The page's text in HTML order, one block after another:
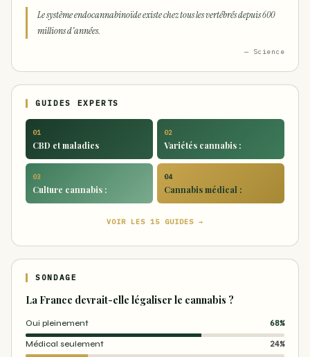
Le système endocannabinoïde existe chez tous les vertébrés depuis 600
millions d'années.
— Science
GUIDES EXPERTS
01
CBD et maladies
02
Variétés cannabis :
03
Culture cannabis :
04
Cannabis médical :
VOIR LES 15 GUIDES →
SONDAGE
La France devrait-elle légaliser le cannabis ?
Oui pleinement 68%
Médical seulement 24%